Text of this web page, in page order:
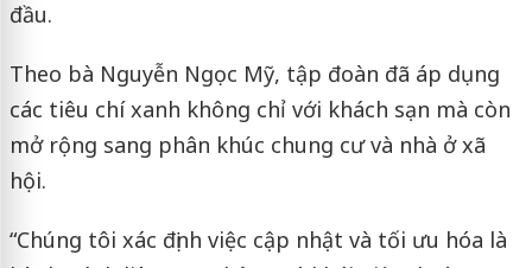
đầu.
Theo bà Nguyễn Ngọc Mỹ, tập đoàn đã áp dụng
các tiêu chí xanh không chỉ với khách sạn mà còn
mở rộng sang phân khúc chung cư và nhà ở xã
hội.
“Chúng tôi xác định việc cập nhật và tối ưu hóa là